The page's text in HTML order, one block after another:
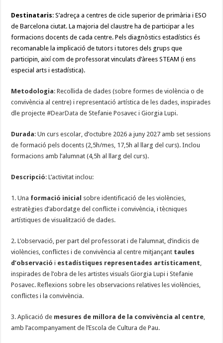
Destinataris: S’adreça a centres de cicle superior de primària i ESO
de Barcelona ciutat. La majoria del claustre ha de participar a les
formacions docents de cada centre. Pels diagnòstics estadístics és
recomanable la implicació de tutors i tutores dels grups que
participin, així com de professorat vinculats d’àrees STEAM (i ens
especial arts i estadística).
Metodologia: Recollida de dades (sobre formes de violència o de
convivència al centre) i representació artística de les dades, inspirades
dle projecte#DearData de Stefanie Posavec i Giorgia Lupi.
Durada: Un curs escolar, d’octubre 2026 a juny 2027 amb set sessions
de formació pels docents (2,5h/mes, 17,5h al llarg del curs). Inclou
formacions amb l’alumnat (4,5h al llarg del curs).
Descripció: L’activitat inclou:
1. Una formació inicial sobre identificació de les violències,
estratègies d’abordatge del conflicte i convivència, i tècniques
artístiques de visualització de dades.
2. L’observació, per part del professorat i de l’alumnat, d’indicis de
violències, conflictes i de convivència al centre mitjançant taules
d’observaciói estadístiques representades artísticament,
inspirades de l’obra de les artistes visuals Giorgia Lupi i Stefanie
Posavec. Reflexions sobre les observacions relatives les violències,
conflictes i la convivència.
3. Aplicació de mesures de millora de la convivència al centre,
amb l’acompanyament de l’Escola de Cultura de Pau.